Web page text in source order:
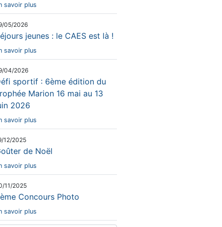
savoir plus
05/2026
jeunes : le CAES est là !
savoir plus
04/2026
sportif : 6ème édition du
Marion 16 mai au 13
2026
savoir plus
12/2025
de Noël
savoir plus
11/2025
Concours Photo
savoir plus